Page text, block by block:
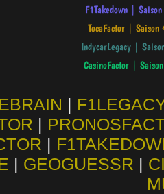
|
|
|
| GEOGUESSR |